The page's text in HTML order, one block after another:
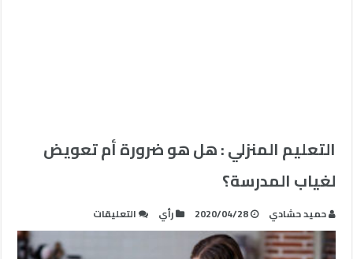
التعليم المنزلي : هل هو ضرورة أم تعويض
لغياب المدرسة؟
حميد حشادي 2020/04/28 رأي التعليقات
التعليم
المنزلي